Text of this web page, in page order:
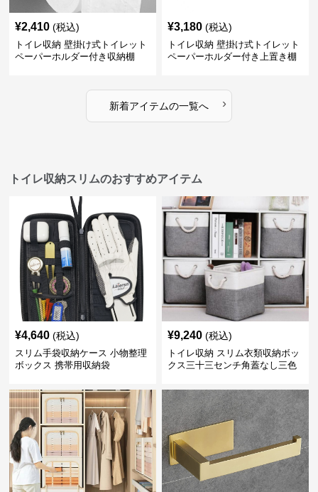
¥2,410 (税込)
トイレ収納 壁掛け式トイレット
ペーパーホルダー付き収納棚
¥3,180 (税込)
トイレ収納 壁掛け式トイレット
ペーパーホルダー付き上置き棚
新着アイテムの一覧へ ›
トイレ収納スリムのおすすめアイテム
¥4,640 (税込)
スリム手袋収納ケース 小物整理
ボックス 携帯用収納袋
¥9,240 (税込)
トイレ収納 スリム衣類収納ボッ
クス三十三センチ角蓋なし三色